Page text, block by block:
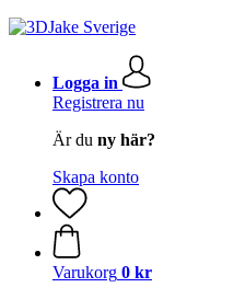
Logga in
Registrera nu
Är du ny här?
Skapa konto
Varukorg 0 kr